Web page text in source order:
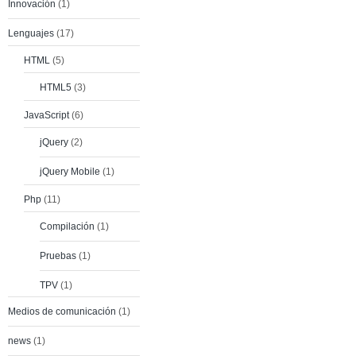
Innovación (1)
Lenguajes (17)
HTML (5)
HTML5 (3)
JavaScript(6)
jQuery (2)
jQuery Mobile (1)
Php (11)
Compilación (1)
Pruebas (1)
TPV (1)
Medios de comunicación (1)
news (1)